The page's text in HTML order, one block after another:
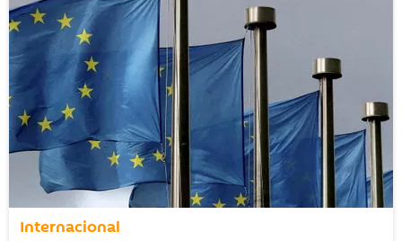
Internacional